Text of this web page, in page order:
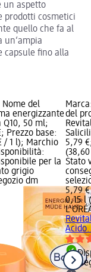
un aspetto
prodotti cosmetici
quello che fa al
un‘ampia
capsule fino alla
del
energizzante
50 ml;
Prezzo base:
/ 1 l); Marchio
per la
grigio
dm
del
5,79
Stato
5,79 €
0,15 l